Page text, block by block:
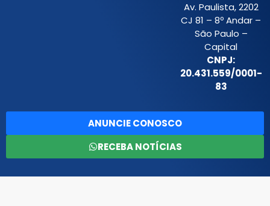
Av. Paulista, 2202
CJ 81 – 8º Andar –
São Paulo –
Capital
CNPJ:
20.431.559/0001-
83
ANUNCIE CONOSCO
RECEBA NOTÍCIAS